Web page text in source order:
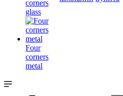
corners
glass
Four
corners
metal